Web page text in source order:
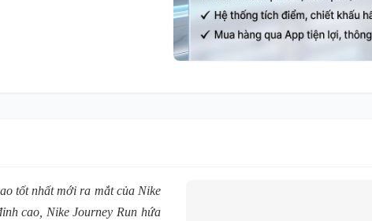
tốt nhất mới ra mắt của Nike
cao, Nike Journey Run hứa